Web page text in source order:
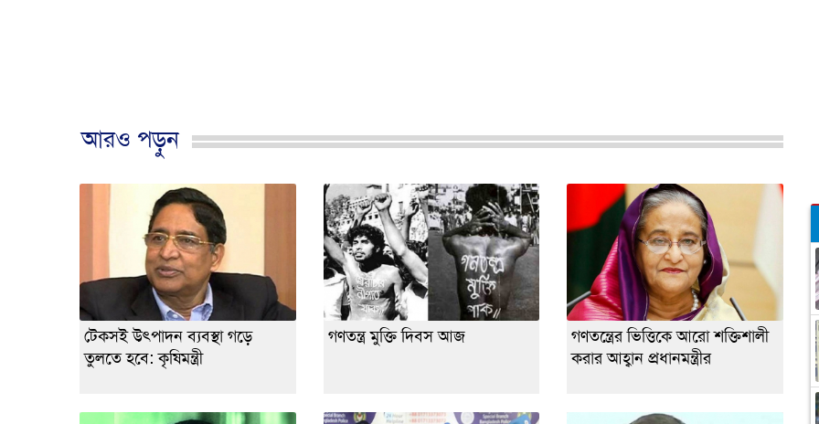
আরও পড়ুন
টেকসই উৎপাদন ব্যবস্থা গড়ে
তুলতে হবে: কৃষিমন্ত্রী
গণতন্ত্র মুক্তি দিবস আজ
গণতন্ত্রের ভিত্তিকে আরো শক্তিশালী
করার আহ্বান প্রধানমন্ত্রীর